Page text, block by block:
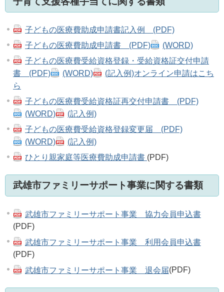
子どもの医療費助成申請書記入例 (PDF)
子どもの医療費助成申請書 (PDF)
(WORD)
子どもの医療費受給資格登録・受給資格証交付申請
書 (PDF)
(WORD) (記入例)オンライン申請はこち
ら
子どもの医療費受給資格証再交付申請書 (PDF)
(WORD)
(記入例)
子どもの医療費受給資格登録変更届 (PDF)
(WORD)
(記入例)
ひとり親家庭等医療費助成申請書 (PDF)
武雄市ファミリーサポート事業に関する書類
武雄市ファミリーサポート事業 協力会員申込書
(PDF)
武雄市ファミリーサポート事業 利用会員申込書
(PDF)
武雄市ファミリーサポート事業 退会届(PDF)